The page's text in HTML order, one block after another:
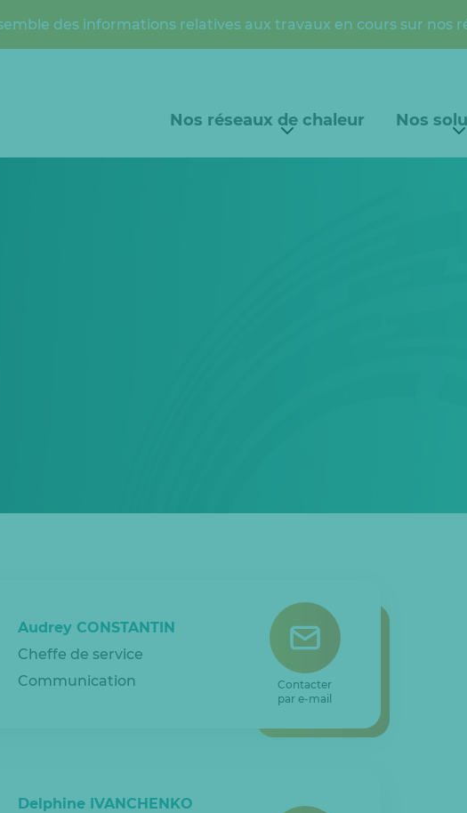
des informations relatives aux travaux en cours sur nos
Nos réseaux de chaleur Nos
Audrey CONSTANTIN
Cheffe de service
Communication
Contacter
par e-mail
Delphine IVANCHENKO